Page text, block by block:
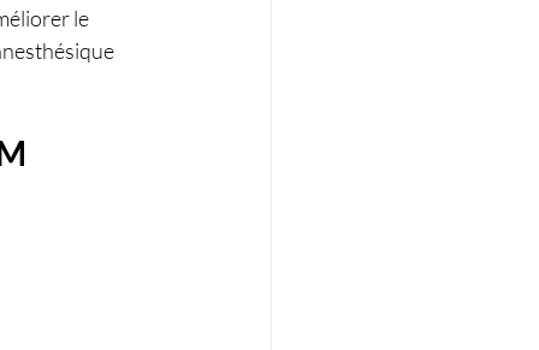
le